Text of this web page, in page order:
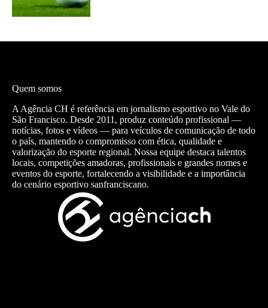
Quem somos
A Agência CH é referência em jornalismo esportivo no Vale do
São Francisco. Desde 2011, produz conteúdo profissional —
notícias, fotos e vídeos — para veículos de comunicação de todo
o país, mantendo o compromisso com ética, qualidade e
valorização do esporte regional. Nossa equipe destaca talentos
locais, competições amadoras, profissionais e grandes nomes e
eventos do esporte, fortalecendo a visibilidade e a importância
do cenário esportivo sanfranciscano.